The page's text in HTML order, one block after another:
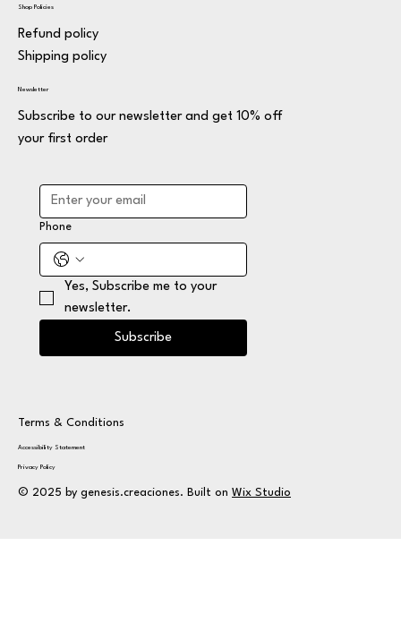
Shop Policies
Refund policy
Shipping policy
Newsletter
Subscribe to our newsletter and get 10% off
your first order
Phone
Yes, Subscribe me to your
newsletter.
Subscribe
Terms & Conditions
Privacy Policy
Accessibility Statement
© 2025 by genesis.creaciones. Built on Wix Studio